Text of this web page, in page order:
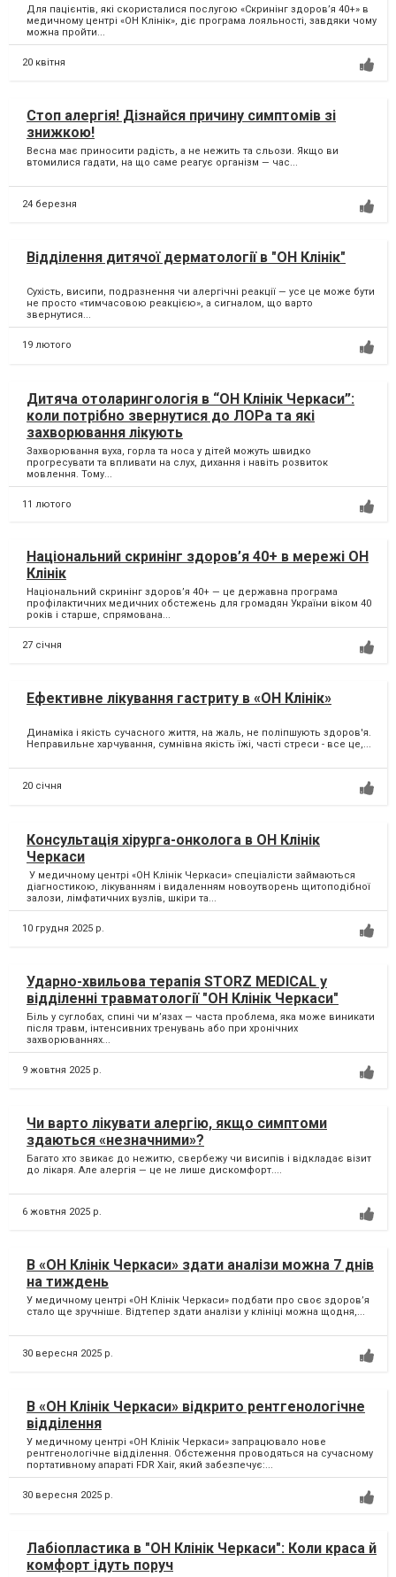
Для пацієнтів, які скористалися послугою «Скринінг здоровʼя 40+» в
медичному центрі «ОН Клінік», діє програма лояльності, завдяки чому
можна пройти...
20 квітня
Стоп алергія! Дізнайся причину симптомів зі
знижкою!
Весна має приносити радість, а не нежить та сльози. Якщо ви
втомилися гадати, на що саме реагує організм — час...
24 березня
Відділення дитячої дерматології в "ОН Клінік"
Сухість, висипи, подразнення чи алергічні реакції — усе це може бути
не просто «тимчасовою реакцією», а сигналом, що варто
звернутися...
19 лютого
Дитяча отоларингологія в “ОН Клінік Черкаси”:
коли потрібно звернутися до ЛОРа та які
захворювання лікують
Захворювання вуха, горла та носа у дітей можуть швидко
прогресувати та впливати на слух, дихання і навіть розвиток
мовлення. Тому...
11 лютого
Національний скринінг здоров’я 40+ в мережі ОН
Клінік
Національний скринінг здоров’я 40+ — це державна програма
профілактичних медичних обстежень для громадян України віком 40
років і старше, спрямована...
27 січня
Ефективне лікування гастриту в «ОН Клінік»
Динаміка і якість сучасного життя, на жаль, не поліпшують здоров'я.
Неправильне харчування, сумнівна якість їжі, часті стреси - все це,...
20 січня
Консультація хірурга-онколога в ОН Клінік
Черкаси
У медичному центрі «ОН Клінік Черкаси» спеціалісти займаються
діагностикою, лікуванням і видаленням новоутворень щитоподібної
залози, лімфатичних вузлів, шкіри та...
10 грудня 2025 р.
Ударно-хвильова терапія STORZ MEDICAL у
відділенні травматології "ОН Клінік Черкаси"
Біль у суглобах, спині чи м’язах — часта проблема, яка може виникати
після травм, інтенсивних тренувань або при хронічних
захворюваннях...
9 жовтня 2025 р.
Чи варто лікувати алергію, якщо симптоми
здаються «незначними»?
Багато хто звикає до нежитю, свербежу чи висипів і відкладає візит
до лікаря. Але алергія — це не лише дискомфорт....
6 жовтня 2025 р.
В «ОН Клінік Черкаси» здати аналізи можна 7 днів
на тиждень
У медичному центрі «ОН Клінік Черкаси» подбати про своє здоров’я
стало ще зручніше. Відтепер здати аналізи у клініці можна щодня,...
30 вересня 2025 р.
В «ОН Клінік Черкаси» відкрито рентгенологічне
відділення
У медичному центрі «ОН Клінік Черкаси» запрацювало нове
рентгенологічне відділення. Обстеження проводяться на сучасному
портативному апараті FDR Xair, який забезпечує:...
30 вересня 2025 р.
Лабіопластика в "ОН Клінік Черкаси": Коли краса й
комфорт ідуть поруч